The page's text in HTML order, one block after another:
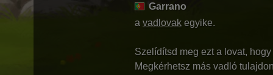
Garrano
a vadlovak egyike.
Szelídítsd meg ezt a lovat,
Megkérhetsz más vadló